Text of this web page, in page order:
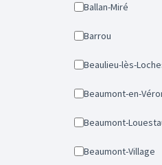
Ballan-Miré
Barrou
Beaulieu-lès-
Beaumont-en-
Beaumont-
Beaumont-Village